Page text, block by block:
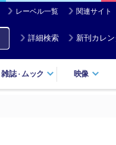
レーベル一覧 関連サイト
詳細検索 新刊カレ
雑誌・ ムック 映像